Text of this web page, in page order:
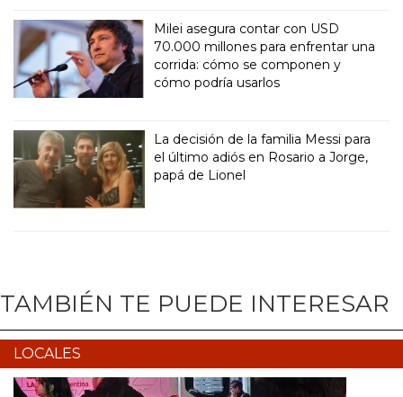
Milei asegura contar con USD
70.000 millones para enfrentar una
corrida: cómo se componen y
cómo podría usarlos
La decisión de la familia Messi para
el último adiós en Rosario a Jorge,
papá de Lionel
TAMBIÉN TE PUEDE INTERESAR
LOCALES